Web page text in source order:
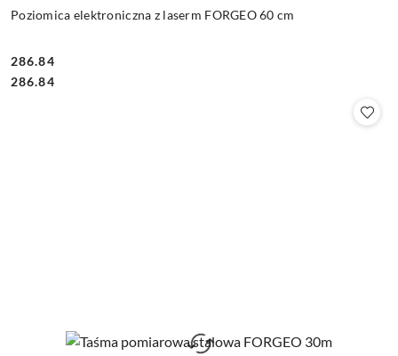
Poziomica elektroniczna z laserm FORGEO 60 cm
Cena:
286.84
Cena:
286.84